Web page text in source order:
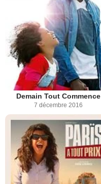
Demain Tout Commence
7 décembre 2016